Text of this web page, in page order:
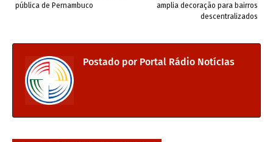
amplia decoração para bairros
descentralizados
pública de Pernambuco
Postado porPortal Rádio NotícIas